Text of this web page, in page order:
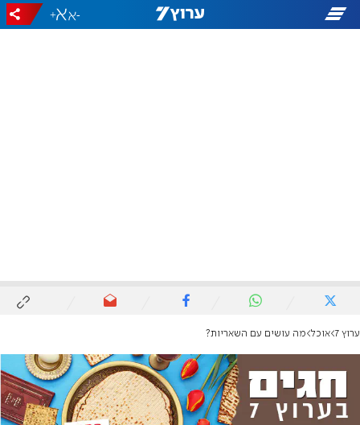
-
+
ערוץ 7 אוכל מה עושים עם השאריות?